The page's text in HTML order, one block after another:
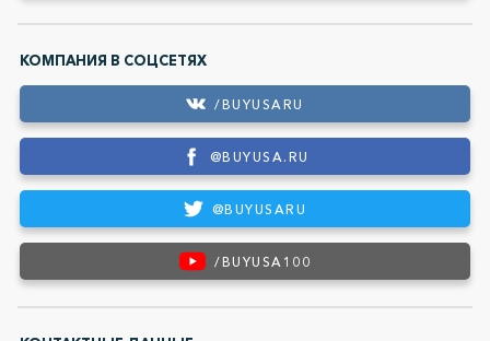
КОМПАНИЯ В СОЦСЕТЯХ
/BUYUSARU
@BUYUSA.RU
@BUYUSARU
/BUYUSA100